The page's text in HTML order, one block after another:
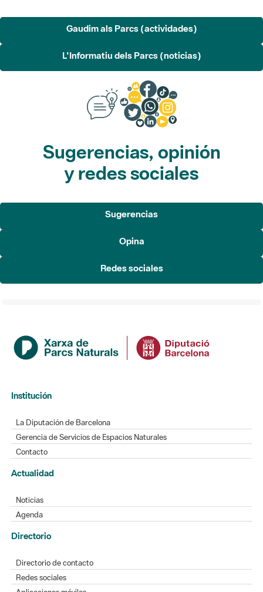
Gaudim als Parcs (actividades)
L'Informatiu dels Parcs (noticias)
Sugerencias, opinión
y redes sociales
Sugerencias
Opina
Redes sociales
Institución
La Diputación de Barcelona
Gerencia de Servicios de Espacios Naturales
Contacto
Actualidad
Noticias
Agenda
Directorio
Directorio de contacto
Redes sociales